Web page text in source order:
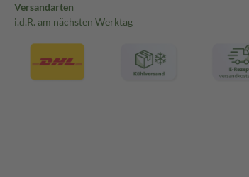
Versandarten
i.d.R. am nächsten Werktag